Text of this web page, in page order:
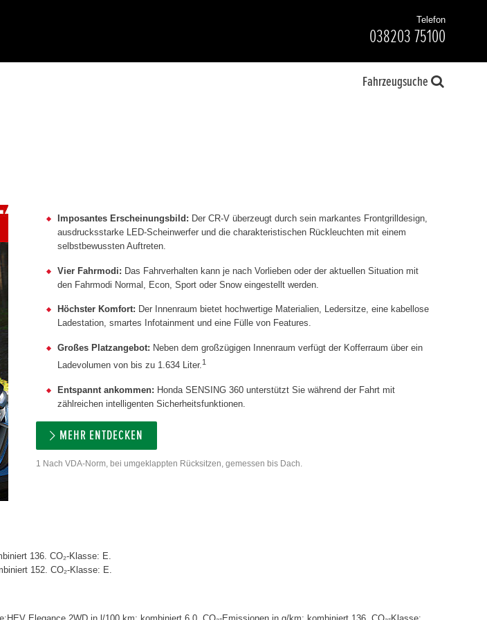
Telefon
038203 75100
Fahrzeugsuche
Imposantes Erscheinungsbild: Der CR-V überzeugt durch sein markantes Frontgrilldesign,
ausdrucksstarke LED-Scheinwerfer und die charakteristischen Rückleuchten mit einem
selbstbewussten Auftreten.
Vier Fahrmodi: Das Fahrverhalten kann je nach Vorlieben oder der aktuellen Situation mit
den Fahrmodi Normal, Econ, Sport oder Snow eingestellt werden.
Höchster Komfort: Der Innenraum bietet hochwertige Materialien, Ledersitze, eine kabellose
Ladestation, smartes Infotainment und eine Fülle von Features.
Großes Platzangebot: Neben dem großzügigen Innenraum verfügt der Kofferraum über ein
Ladevolumen von bis zu 1.634 Liter.1
Entspannt ankommen: Honda SENSING 360 unterstützt Sie während der Fahrt mit
zählreichen intelligenten Sicherheitsfunktionen.
MEHR ENTDECKEN
1 Nach VDA-Norm, bei umgeklappten Rücksitzen, gemessen bis Dach.
136. CO₂-Klasse: E.
152. CO₂-Klasse: E.
Elegance 2WD in l/100 km: kombiniert 6,0. CO₂-Emissionen in g/km: kombiniert 136. CO₂-Klasse: